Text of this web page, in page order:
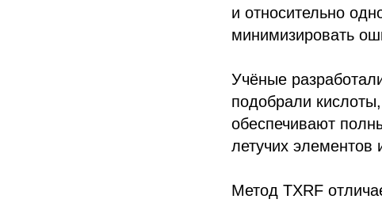
и относительно
минимизировать
Учёные
подобрали
обеспечивают
летучих элементов
Метод TXRF